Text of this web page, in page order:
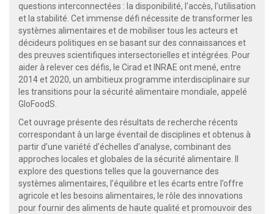
questions interconnectées : la disponibilité, l’accès, l’utilisation
et la stabilité. Cet immense défi nécessite de transformer les
systèmes alimentaires et de mobiliser tous les acteurs et
décideurs politiques en se basant sur des connaissances et
des preuves scientifiques intersectorielles et intégrées. Pour
aider à relever ces défis, le Cirad et INRAE ont mené, entre
2014 et 2020, un ambitieux programme interdisciplinaire sur
les transitions pour la sécurité alimentaire mondiale, appelé
GloFoodS.
Cet ouvrage présente des résultats de recherche récents
correspondant à un large éventail de disciplines et obtenus à
partir d’une variété d’échelles d’analyse, combinant des
approches locales et globales de la sécurité alimentaire. Il
explore des questions telles que la gouvernance des
systèmes alimentaires, l’équilibre et les écarts entre l’offre
agricole et les besoins alimentaires, le rôle des innovations
pour fournir des aliments de haute qualité et promouvoir des